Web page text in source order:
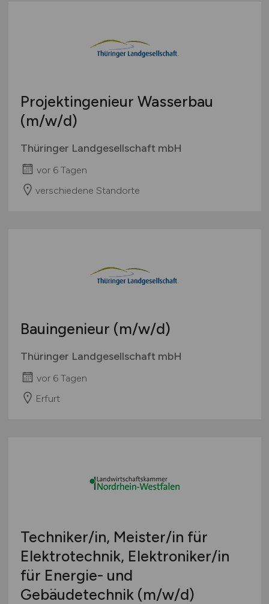
Projektingenieur Wasserbau
(m/w/d)
Thüringer Landgesellschaft mbH
vor 6 Tagen
verschiedene Standorte
Bauingenieur (m/w/d)
Thüringer Landgesellschaft mbH
vor 6 Tagen
Erfurt
Techniker/in, Meister/in für
Elektrotechnik, Elektroniker/in
für Energie- und
Gebäudetechnik (m/w/d)